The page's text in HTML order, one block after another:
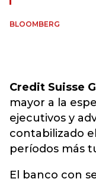
BLOOMBERG
Credit Suisse
mayor a la
ejecutivos y
contabilizado
períodos más
El banco con